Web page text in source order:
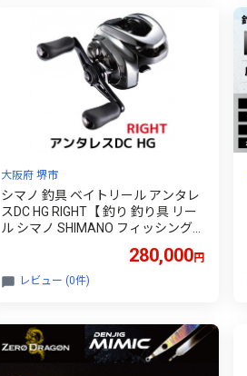
徳島県 スワンズ E-NOX EIGHT8 G2
大阪府 堺市
シマノ 釣具 ベイトリール アンタレ
スDC HG RIGHT【 釣り 釣り具 リー
ル シマノ SHIMANO フィッシング
280,000円
レビュー (0件)